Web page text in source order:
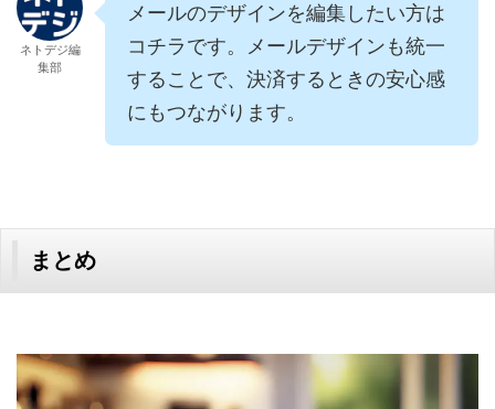
ネトデジ編
集部
メールのデザインを編集したい方は
コチラです。メールデザインも統一
することで、決済するときの安心感
にもつながります。
まとめ